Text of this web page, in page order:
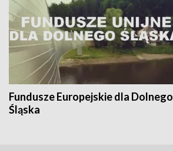
Fundusze Europejskie dla Dolnego
Śląska